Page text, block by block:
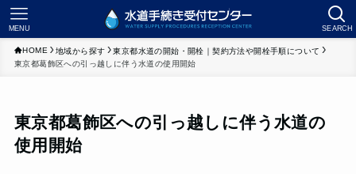
SEARCH
MENU
HOME 地域から探す
東京都水道の開始・開栓｜契約方法や開栓手順について
東京都葛飾区への引っ越しに伴う水道の使用開始
東京都葛飾区への引っ越しに伴う水道の
使用開始